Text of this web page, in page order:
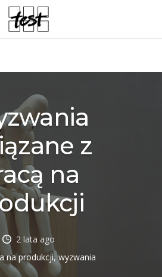
z
na
2 lata ago
na produkcji,wyzwania